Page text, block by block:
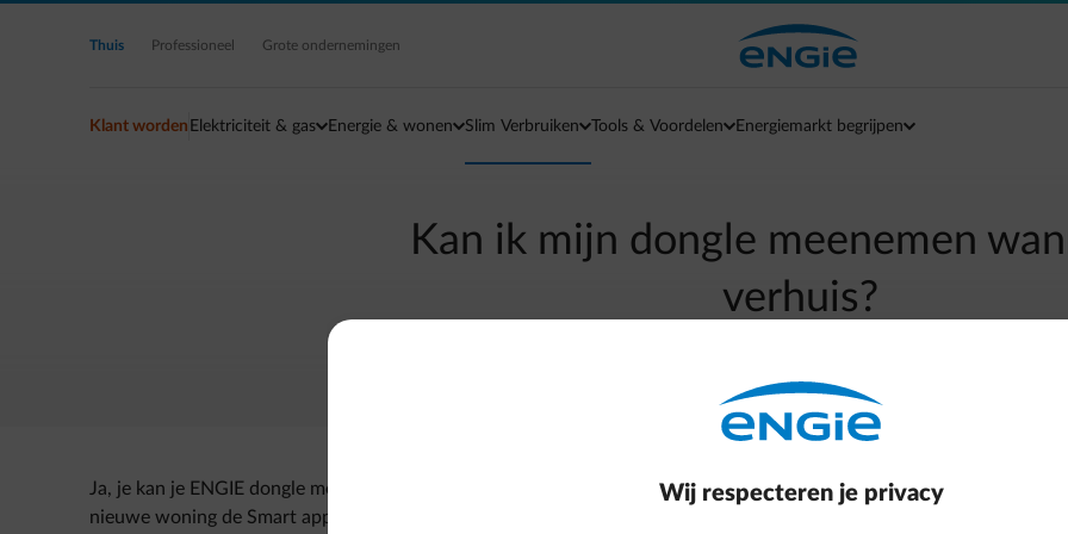
Ga naar de hoofdinhoud
Thuis Professioneel Grote ondernemingen
Klant worden Elektriciteit & gas Energie & wonen Slim Verbruiken Tools & Voordelen Energiemarkt begrijpen
Kan ik mijn dongle meenemen
verhuis?
Terug naar contactpagina
Ja, je kan je ENGIE dongle meenemen wanneer je verhuist naar een woning waar er ook een digitale meter is. Je zal in
nieuwe woning de Smart app opnieuw moeten activeren en vervolgens ook de Smart Live service opnieuw moeten
Wij respecteren je privacy